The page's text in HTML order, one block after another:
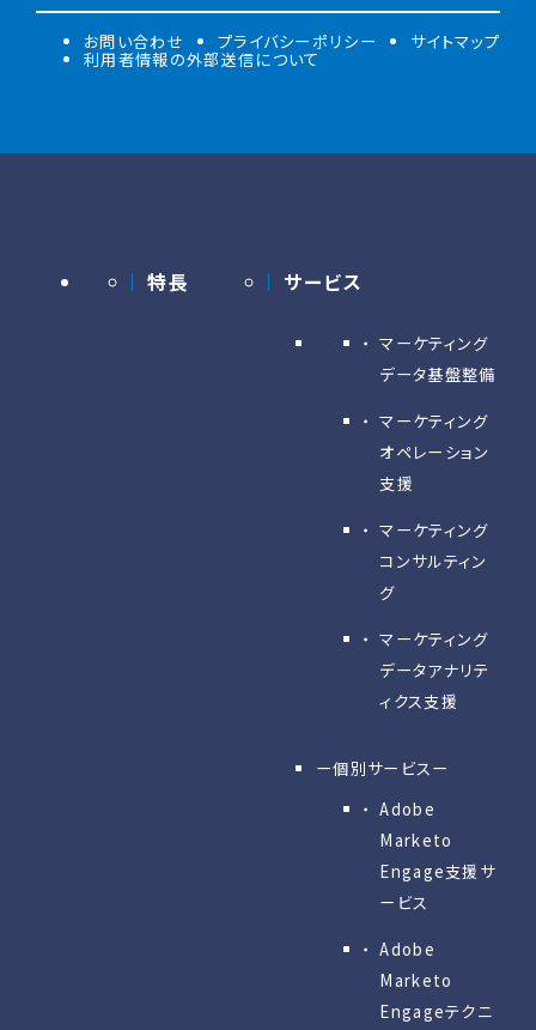
お問い合わせ プライバシーポリシー サイトマップ
利用者情報の外部送信について
特長 サービス
マーケティング
データ基盤整備
マーケティング
オペレーション
支援
マーケティング
コンサルティン
グ
マーケティング
データアナリテ
ィクス支援
ー個別サービスー
Adobe
Marketo
Engage⽀援サ
ービス
Adobe
Marketo
Engageテクニ